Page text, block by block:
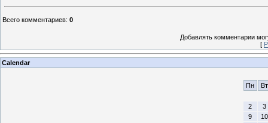
Всего комментариев: 0
Добавлять комментарии
[
Calendar
Пн Вт
2
3
9
10